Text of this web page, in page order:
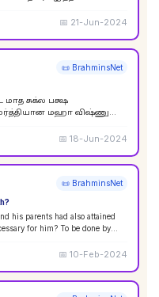
📅 21-Jun-2024
📜 BrahminsNet
மஹா விஷ்ணு
📅18-Jun-2024
📜 BrahminsNet
had also attained
for him? To be done by
📅10-Feb-2024